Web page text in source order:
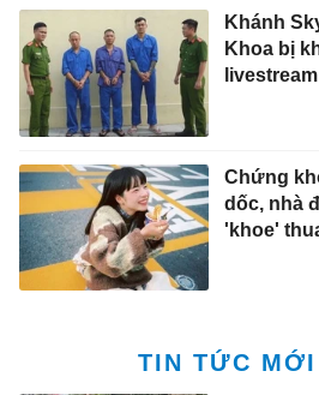
Khánh
Khoa bị
Chứng
dốc, nhà
'khoe'
TIN TỨC MỚI